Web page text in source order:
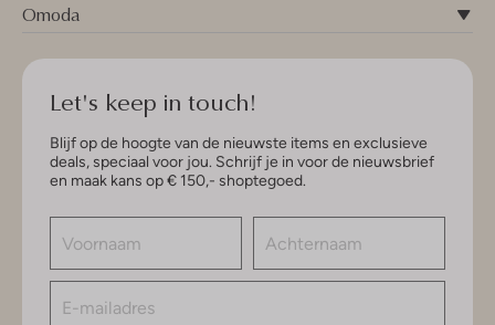
Omoda
Let's keep in touch!
Blijf op de hoogte van de nieuwste items en exclusieve
deals, speciaal voor jou. Schrijf je in voor de nieuwsbrief
en maak kans op € 150,- shoptegoed.